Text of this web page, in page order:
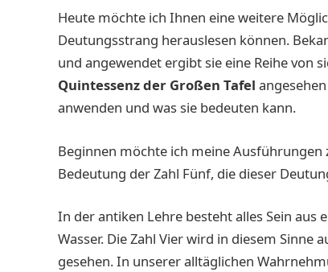
Heute möchte ich Ihnen eine weitere
Deutungsstrang herauslesen können.
und angewendet ergibt sie eine Reihe von
Quintessenz der Großen Tafel
anwenden und was sie bedeuten kann.
Beginnen möchte ich meine
Bedeutung der Zahl Fünf, die dieser
In der antiken Lehre besteht alles Sein aus
Wasser. Die Zahl Vier wird in diesem
gesehen. In unserer alltäglichen